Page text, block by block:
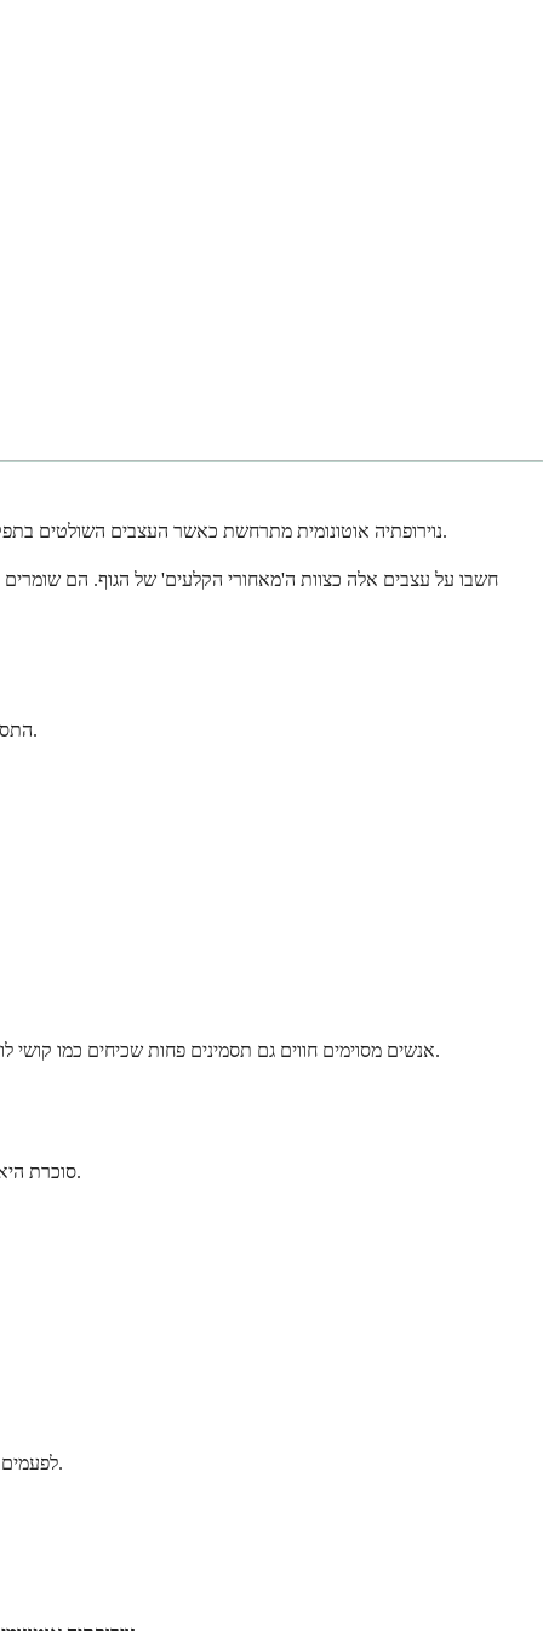
נוירופתיה אוטונומית מתרחשת כאשר העצבים השולטים בתפקודים האוטומטיים של הגוף נפגעים. אלו הם העצבים שמנהלים דברים כמו קצב הלב, לחץ הדם, עיכול ובקרת טמפרטורה, מבלי שתצטרכו לחשוב עליהם.
חשבו על עצבים אלה כצוות ה'מאחורי הקלעים' של הגוף. הם שומרים
התסמינים יכולים להשתנות מאוד מכיוון שעצבים אוטונומיים שולטים במערכות גוף רבות ושונות. ייתכן שתבחינו בבעיות באזור אחד או בכמה אזורים בו זמנית.
אנשים מסוימים חווים גם תסמינים פחות שכיחים כמו קושי לווסת את טמפרטורת הגוף או בעיות בייצור דמעות ורוק. הדבר החשוב לזכור הוא שתסמינים אלה יכולים להתפתח בהדרגה, כך שאולי לא תבחינו בהם מיד.
סוכרת היא ללא ספק הגורם הנפוץ ביותר לנוירופתיה אוטונומית. רמות גבוהות של סוכר בדם לאורך זמן יכולות לפגוע בכלי הדם הקטנים שמזינים את העצבים שלכם.
לפעמים, רופאים אינם יכולים לזהות גורם ספציפי, שנקרא נוירופתיה אוטונומית אידיופטית. זה לא אומר שהמצב אינו ניתן לטיפול, אלא שהגורם הבסיסי אינו ברור.